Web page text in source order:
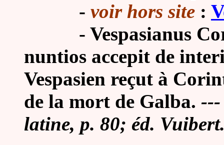
- voir hors site :
- Vespasianus
nuntios accepit de
Vespasien reçut à
de la mort de Galba.
latine, p. 80; éd.